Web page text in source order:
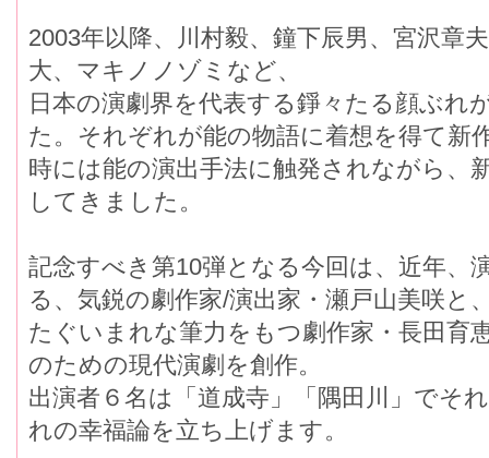
2003年以降、川村毅、鐘下辰男、宮沢章
大、マキノノゾミなど、
日本の演劇界を代表する錚々たる顔ぶれ
た。それぞれが能の物語に着想を得て新
時には能の演出手法に触発されながら、
してきました。
記念すべき第10弾となる今回は、近年、
る、気鋭の劇作家/演出家・瀬戸山美咲と
たぐいまれな筆力をもつ劇作家・長田育
のための現代演劇を創作。
出演者６名は「道成寺」「隅田川」でそ
れの幸福論を立ち上げます。